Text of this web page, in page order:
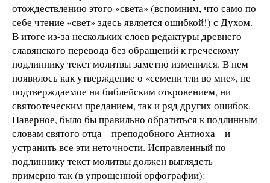
отождествлению этого «света» (вспомним, что само по
себе чтение «свет» здесь является ошибкой!) с Духом.
В итоге из-за нескольких слоев редактуры древнего
славянского перевода без обращений к греческому
подлиннику текст молитвы заметно изменился. В нем
появилось как утверждение о «семени тли во мне», не
подтверждаемое ни библейским откровением, ни
святоотеческим преданием, так и ряд других ошибок.
Наверное, было бы правильно обратиться к подлинным
словам святого отца – преподобного Антиоха – и
устранить все эти неточности. Исправленный по
подлиннику текст молитвы должен выглядеть
примерно так (в упрощенной орфографии):